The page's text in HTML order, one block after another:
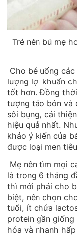
Trẻ nên bú mẹ
Cho bé uống
lượng lợi khuẩn
tốt hơn. Đồng
tượng táo bón và
sôi bụng, cải
hiệu quả nhất.
khảo ý kiến của
được loại men
Mẹ nên tìm mọi
là trong 6 tháng
thì mới phải cho
biệt, nên chọn
tuổi, ít chứa
protein gần
hóa và nhanh